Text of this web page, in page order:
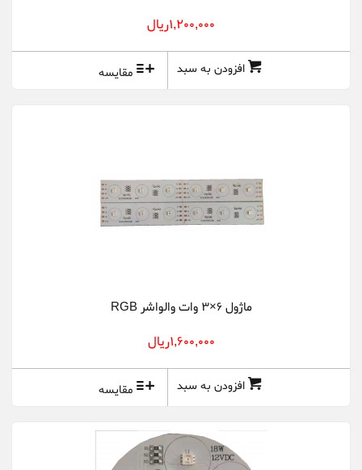
1,200,000ريال
افزودن به سبد مقایسه
ماژول 6×3 وات والواشر RGB
1,600,000ريال
افزودن به سبد مقایسه